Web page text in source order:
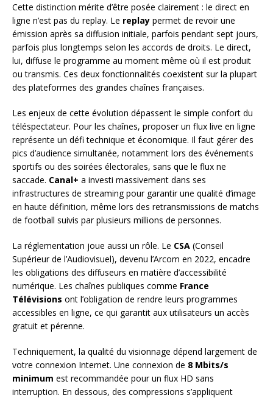
Cette distinction mérite d’être posée clairement : le direct en
ligne n’est pas du replay. Le replay permet de revoir une
émission après sa diffusion initiale, parfois pendant sept jours,
parfois plus longtemps selon les accords de droits. Le direct,
lui, diffuse le programme au moment même où il est produit
ou transmis. Ces deux fonctionnalités coexistent sur la plupart
des plateformes des grandes chaînes françaises.
Les enjeux de cette évolution dépassent le simple confort du
téléspectateur. Pour les chaînes, proposer un flux live en ligne
représente un défi technique et économique. Il faut gérer des
pics d’audience simultanée, notamment lors des événements
sportifs ou des soirées électorales, sans que le flux ne
saccade. Canal+ a investi massivement dans ses
infrastructures de streaming pour garantir une qualité d’image
en haute définition, même lors des retransmissions de matchs
de football suivis par plusieurs millions de personnes.
La réglementation joue aussi un rôle. Le CSA (Conseil
Supérieur de l’Audiovisuel), devenu l’Arcom en 2022, encadre
les obligations des diffuseurs en matière d’accessibilité
numérique. Les chaînes publiques comme France
Télévisions ont l’obligation de rendre leurs programmes
accessibles en ligne, ce qui garantit aux utilisateurs un accès
gratuit et pérenne.
Techniquement, la qualité du visionnage dépend largement de
votre connexion Internet. Une connexion de 8 Mbits/s
minimum est recommandée pour un flux HD sans
interruption. En dessous, des compressions s’appliquent